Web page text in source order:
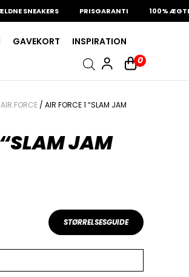
PRISGARANTI 100% ÆGTE
GAVEKORT
INSPIRATION
0
AIR FORCE/ AIR FORCE 1 “SLAM JAM
JAM
STØRRELSESGUIDE